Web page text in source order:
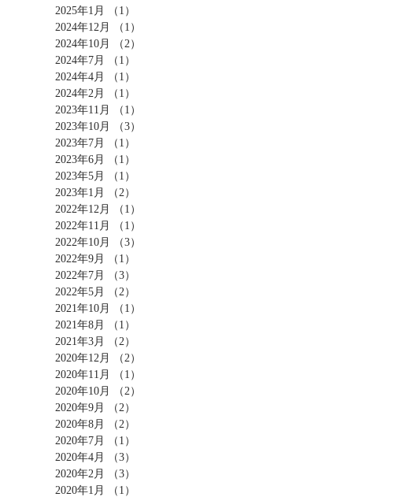
2025年1月
（1）
2024年12月
（1）
2024年10月
（2）
2024年7月
（1）
2024年4月
（1）
2024年2月
（1）
2023年11月
（1）
2023年10月
（3）
2023年7月
（1）
2023年6月
（1）
2023年5月
（1）
2023年1月
（2）
2022年12月
（1）
2022年11月
（1）
2022年10月
（3）
2022年9月
（1）
2022年7月
（3）
2022年5月
（2）
2021年10月
（1）
2021年8月
（1）
2021年3月
（2）
2020年12月
（2）
2020年11月
（1）
2020年10月
（2）
2020年9月
（2）
2020年8月
（2）
2020年7月
（1）
2020年4月
（3）
2020年2月
（3）
2020年1月
（1）